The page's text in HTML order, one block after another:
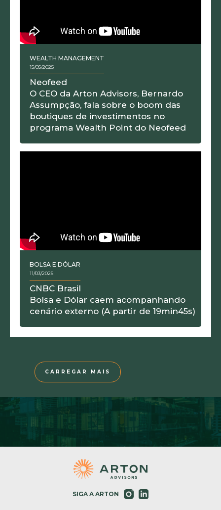
WEALTH MANAGEMENT
15/05/2025
Neofeed
O CEO da Arton Advisors, Bernardo
Assumpção, fala sobre o boom das
boutiques de investimentos no
programa Wealth Point do Neofeed
BOLSA E DÓLAR
11/03/2025
CNBC Brasil
Bolsa e Dólar caem acompanhando
cenário externo (A partir de 19min45s)
CARREGAR MAIS
SIGA A ARTON